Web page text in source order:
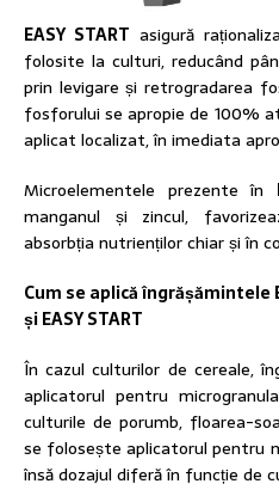
EASY START asigură
folosite la culturi, reducând
prin levigare și retrogradarea
fosforului se apropie de 100%
aplicat localizat, în imediata
Microelementele prezente în
manganul și zincul,
absorbția nutrienților chiar și în
Cum se aplică îngrășămintele
și EASY START
În cazul culturilor de cereale,
aplicatorul pentru
culturile de porumb, floarea-
se folosește aplicatorul pentru
însă dozajul diferă în funcție de